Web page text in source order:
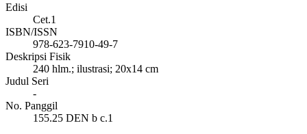
Edisi
Cet.1
ISBN/ISSN
978-623-7910-49-7
Deskripsi Fisik
240 hlm.; ilustrasi; 20x14 cm
Judul Seri
-
No. Panggil
155.25 DEN b c.1